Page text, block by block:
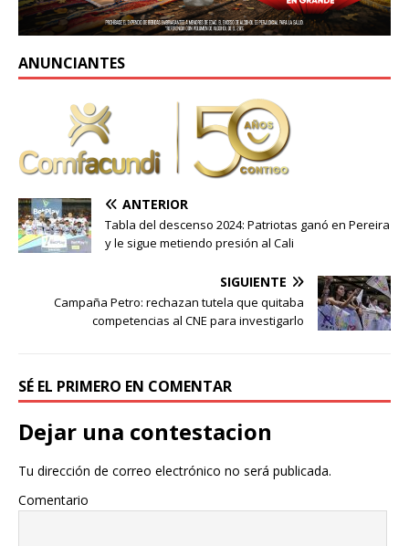
ANUNCIANTES
ANTERIOR
Tabla del descenso 2024: Patriotas ganó en Pereira
y le sigue metiendo presión al Cali
SIGUIENTE
Campaña Petro: rechazan tutela que quitaba
competencias al CNE para investigarlo
SÉ EL PRIMERO EN COMENTAR
Dejar una contestacion
Tu dirección de correo electrónico no será publicada.
Comentario